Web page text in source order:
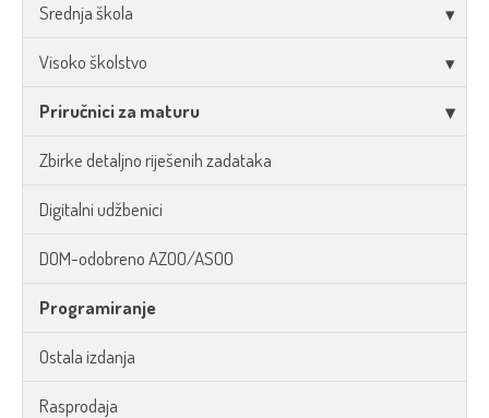
Srednja škola
Visoko školstvo
Priručnici za maturu
Zbirke detaljno riješenih zadataka
Digitalni udžbenici
DOM-odobreno AZOO/ASOO
Programiranje
Ostala izdanja
Rasprodaja